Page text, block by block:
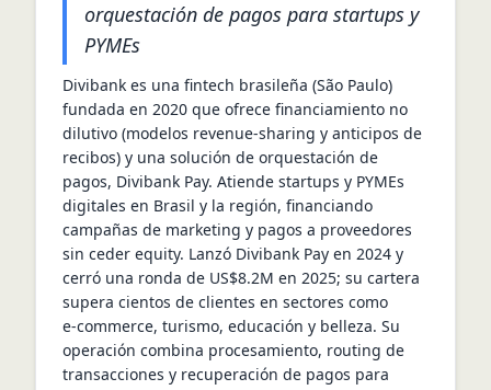
orquestación de pagos para startups y
PYMEs
Divibank es una fintech brasileña (São Paulo)
fundada en 2020 que ofrece financiamiento no
dilutivo (modelos revenue‑sharing y anticipos de
recibos) y una solución de orquestación de
pagos, Divibank Pay. Atiende startups y PYMEs
digitales en Brasil y la región, financiando
campañas de marketing y pagos a proveedores
sin ceder equity. Lanzó Divibank Pay en 2024 y
cerró una ronda de US$8.2M en 2025; su cartera
supera cientos de clientes en sectores como
e‑commerce, turismo, educación y belleza. Su
operación combina procesamiento, routing de
transacciones y recuperación de pagos para